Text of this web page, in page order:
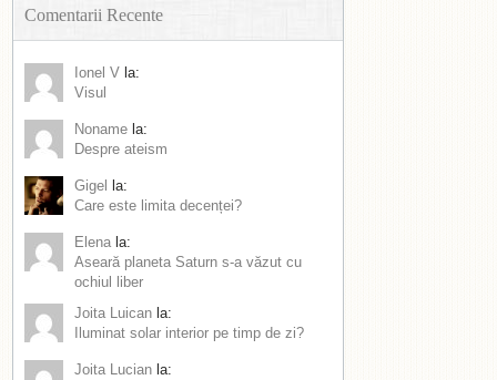
Comentarii Recente
Ionel V la:
Visul
Noname la:
Despre ateism
Gigel
la:
Care este limita decenței?
Elena la:
Aseară planeta Saturn s-a văzut cu
ochiul liber
Joita Luican la:
Iluminat solar interior pe timp de zi?
Joita Lucian la: